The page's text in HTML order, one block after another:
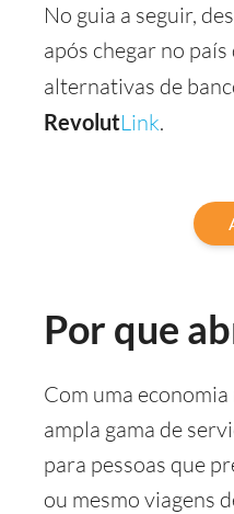
No guia a seguir,
após chegar no
alternativas de
RevolutLink.
Por que
Com uma
ampla gama de
para pessoas que
ou mesmo viagens